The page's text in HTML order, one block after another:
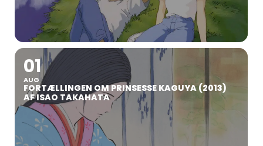
01
AUG
FORTÆLLINGEN OM PRINSESSE KAGUYA (2013)
AF ISAO TAKAHATA